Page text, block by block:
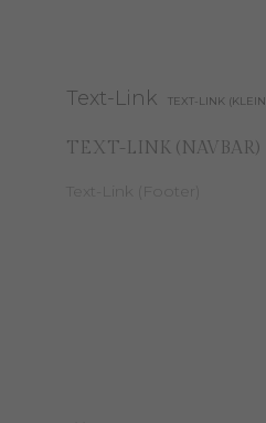
Text-Link TEXT-LINK
TEXT-LINK (NAVBAR)
Text-Link (Footer)